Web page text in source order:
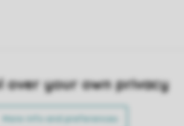
over your own privacy
More info and preferences